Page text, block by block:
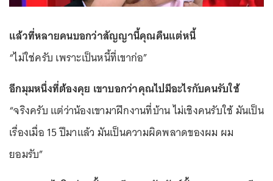
แล้วที่หลายคนบอกว่าสัญญานี้คุณคืนแต่หนี้
“ไม่ใช่ครับ เพราะเป็นหนี้ที่เขาก่อ”
อีกมุมหนึ่งที่ต้องคุย เขาบอกว่าคุณไปมีอะไรกับคนรับใช้
“จริงครับ แต่ว่าน้องเขามาฝึกงานที่บ้าน ไม่เชิงคนรับใช้ มันเป็น
เรื่องเมื่อ 15 ปีมาแล้ว มันเป็นความผิดพลาดของผม ผม
ยอมรับ”